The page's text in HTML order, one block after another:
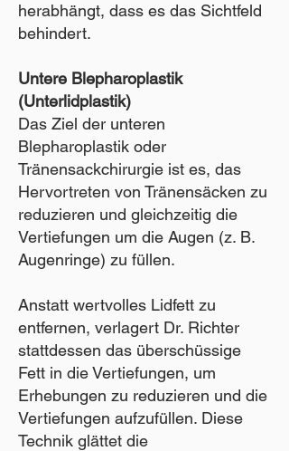
herabhängt, dass es das Sichtfeld
behindert.
Untere Blepharoplastik
(Unterlidplastik)
Das Ziel der unteren
Blepharoplastik oder
Tränensackchirurgie ist es, das
Hervortreten von Tränensäcken zu
reduzieren und gleichzeitig die
Vertiefungen um die Augen (z. B.
Augenringe) zu füllen.
Anstatt wertvolles Lidfett zu
entfernen, verlagert Dr. Richter
stattdessen das überschüssige
Fett in die Vertiefungen, um
Erhebungen zu reduzieren und die
Vertiefungen aufzufüllen. Diese
Technik glättet die